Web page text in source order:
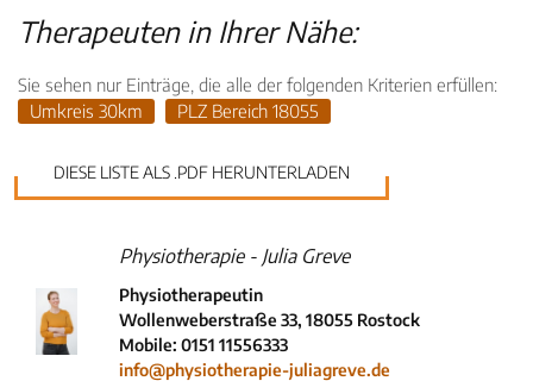
Therapeuten in Ihrer Nähe:
Sie sehen nur Einträge, die alle der folgenden Kriterien erfüllen:
Umkreis 30km
PLZ Bereich 18055
DIESE LISTE ALS .PDF HERUNTERLADEN
Physiotherapie - Julia Greve
Physiotherapeutin
Wollenweberstraße 33, 18055 Rostock
Mobile: 0151 11556333
info@physiotherapie-juliagreve.de
INHALTSTYP
Therapeuten